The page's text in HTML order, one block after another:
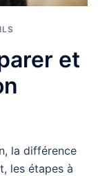
et
la différence
les étapes à